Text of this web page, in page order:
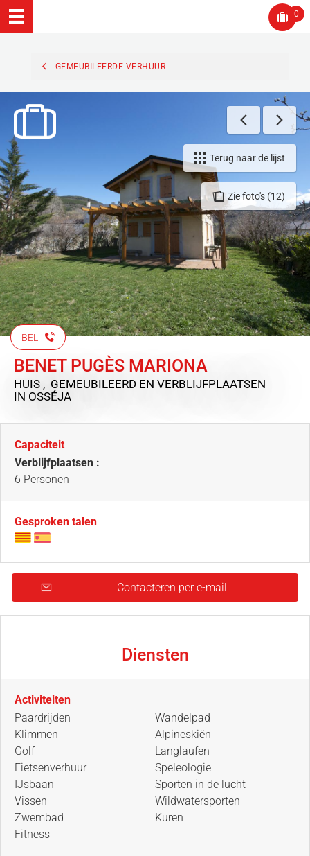
0
GEMEUBILEERDE VERHUUR
Zie foto's (12)
Terug naar de lijst
BEL
BENET PUGÈS MARIONA
HUIS , GEMEUBILEERD EN VERBLIJFPLAATSEN
IN OSSÉJA
Capaciteit
Verblijfplaatsen :
6 Personen
Gesproken talen
Contacteren per e-mail
Diensten
Activiteiten
Paardrijden
Klimmen
Golf
Fietsenverhuur
IJsbaan
Vissen
Zwembad
Fitness
Wandelpad
Alpineskiën
Langlaufen
Speleologie
Sporten in de lucht
Wildwatersporten
Kuren